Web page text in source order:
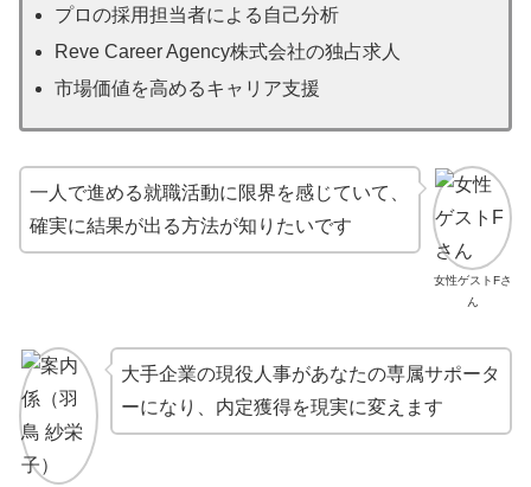
プロの採用担当者による自己分析
Reve Career Agency株式会社の独占求人
市場価値を高めるキャリア支援
女性ゲストFさ
ん
一人で進める就職活動に限界を感じていて、
確実に結果が出る方法が知りたいです
大手企業の現役人事があなたの専属サポータ
ーになり、内定獲得を現実に変えます